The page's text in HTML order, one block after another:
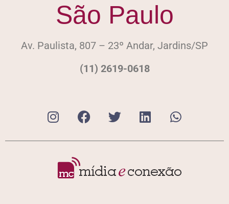
São Paulo
Av. Paulista, 807 – 23º Andar, Jardins/SP
(11) 2619-0618